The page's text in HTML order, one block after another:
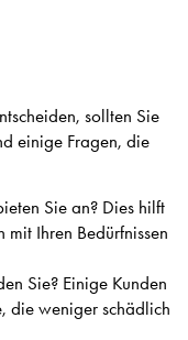
sollten Sie
einige Fragen, die
Sie an? Dies hilft
Ihren Bedürfnissen
Sie? Einige Kunden
die weniger schädlich